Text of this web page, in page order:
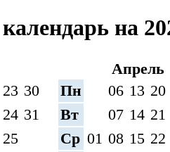
на
23 30
24 31
25
Апрель
Пн
06 13 20
Вт
07 14 21
Ср 01 08 15 22